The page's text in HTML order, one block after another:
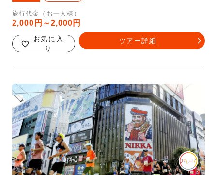
旅行代金（お一人様）
2,000円～2,000円
お気に入
り
ツアー詳細